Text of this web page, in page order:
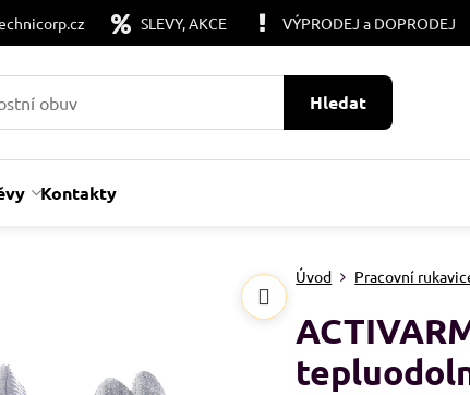
SLEVY, AKCE VÝPRODEJ a DOPRODEJ
Hledat
Kontakty
Úvod Pracovní